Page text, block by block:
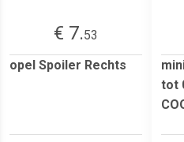
€ 7.53
opel Spoiler Rechts
tot